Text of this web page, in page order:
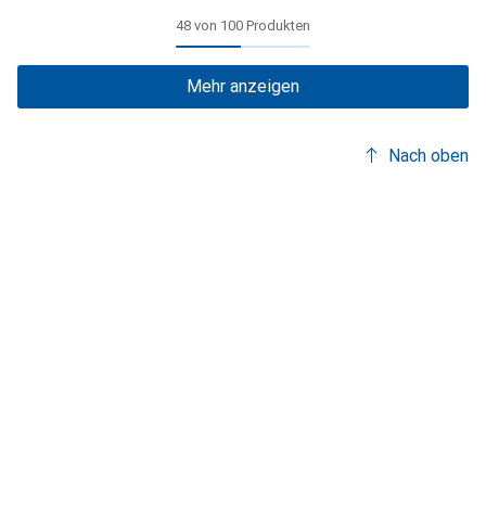
48 von 100 Produkten
Mehr anzeigen
Nach oben